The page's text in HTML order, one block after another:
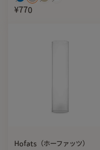
¥770
Hofats（ホーファッツ）